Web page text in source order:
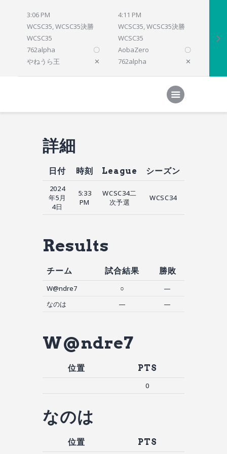
3:06 PM
WCSC35, WCSC35決勝
WCSC35
762alpha
〇
やねうら王
✕
4:11 PM
WCSC35, WCSC35決勝
WCSC35
AobaZero
〇
762alpha
✕
Home
参加プログラム
詳細
日付 時刻 League シーズン
2024
年5月
4日
5:33
PM
WCSC34二
次予選
WCSC34
Results
チーム 試合結果 勝敗
W@ndre7 ○
—
なのは
— —
W@ndre7
位置 PTS
0
なのは
位置 PTS